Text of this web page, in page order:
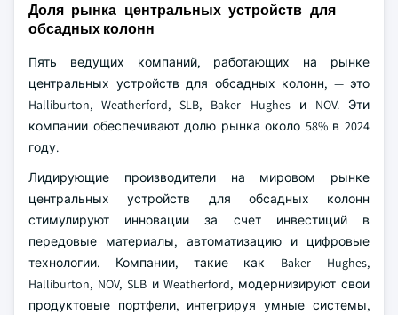
Доля рынка центральных устройств для
обсадных колонн
Пять ведущих компаний, работающих на рынке
центральных устройств для обсадных колонн, — это
Halliburton, Weatherford, SLB, Baker Hughes и NOV. Эти
компании обеспечивают долю рынка около 58% в 2024
году.
Лидирующие производители на мировом рынке
центральных устройств для обсадных колонн
стимулируют инновации за счет инвестиций в
передовые материалы, автоматизацию и цифровые
технологии. Компании, такие как Baker Hughes,
Halliburton, NOV, SLB и Weatherford, модернизируют свои
продуктовые портфели, интегрируя умные системы,